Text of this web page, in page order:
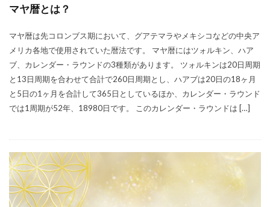
マヤ暦とは？
マヤ暦は先コロンブス期において、グアテマラやメキシコなどの中央ア
メリカ各地で使用されていた暦法です。 マヤ暦にはツォルキン、ハア
ブ、カレンダー・ラウンドの3種類があります。 ツォルキンは20日周期
と13日周期を合わせて合計で260日周期とし、ハアブは20日の18ヶ月
と5日の1ヶ月を合計して365日としているほか、カレンダー・ラウンド
では1周期が52年、18980日です。 このカレンダー・ラウンドは […]